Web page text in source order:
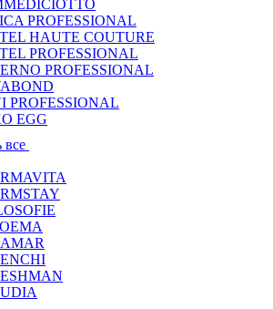
PROFESSIONAL
HAUTE COUTURE
PROFESSIONAL
PROFESSIONAL
PROFESSIONAL
EGG
все